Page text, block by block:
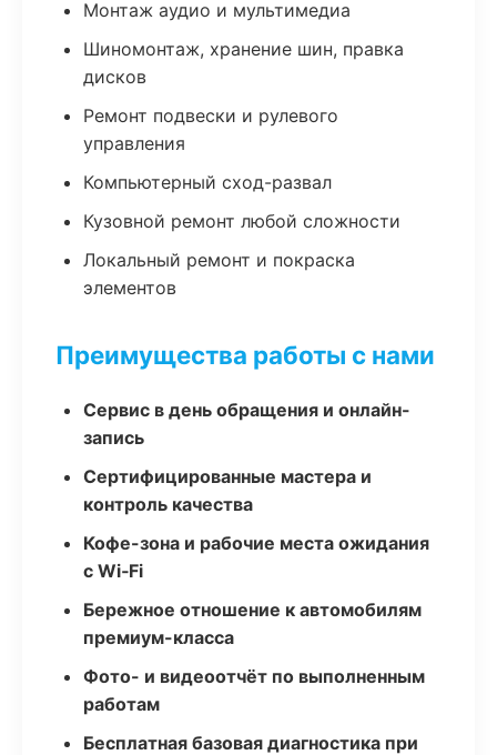
Монтаж аудио и мультимедиа
Шиномонтаж, хранение шин, правка
дисков
Ремонт подвески и рулевого
управления
Компьютерный сход-развал
Кузовной ремонт любой сложности
Локальный ремонт и покраска
элементов
Преимущества работы с нами
Сервис в день обращения и онлайн-
запись
Сертифицированные мастера и
контроль качества
Кофе-зона и рабочие места ожидания
с Wi‑Fi
Бережное отношение к автомобилям
премиум-класса
Фото- и видеоотчёт по выполненным
работам
Бесплатная базовая диагностика при